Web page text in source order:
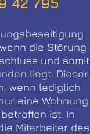
die Störung
und somit
liegt. Dieser
wenn lediglich
eine Wohnung
ist. In
Mitarbeiter des